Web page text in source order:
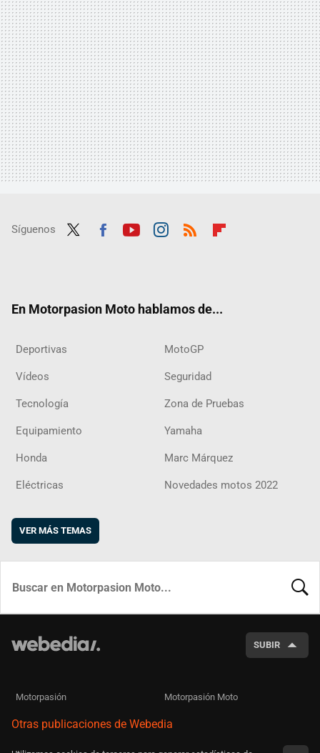
Síguenos
En Motorpasion Moto hablamos de...
Deportivas MotoGP
Vídeos Seguridad
Tecnología Zona de Pruebas
Equipamiento Yamaha
Honda Marc Márquez
Eléctricas Novedades motos 2022
VER MÁS TEMAS
SUBIR
Motorpasión Motorpasión Moto
Otras publicaciones de Webedia